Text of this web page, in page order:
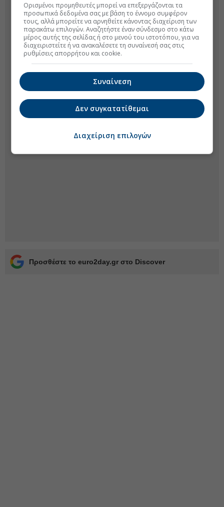
Προσθέστε το euro2day.gr στο Discover
Ορισμένοι προμηθευτές μπορεί να επεξεργάζονται τα
προσωπικά δεδομένα σας με βάση το έννομο συμφέρον
τους, αλλά μπορείτε να αρνηθείτε κάνοντας διαχείριση των
παρακάτω επιλογών. Αναζητήστε έναν σύνδεσμο στο κάτω
μέρος αυτής της σελίδας ή στο μενού του ιστοτόπου, για να
διαχειριστείτε ή να ανακαλέσετε τη συναίνεσή σας στις
ρυθμίσεις απορρήτου και cookie.
Συναίνεση
Δεν συγκατατίθεμαι
Διαχείριση επιλογών